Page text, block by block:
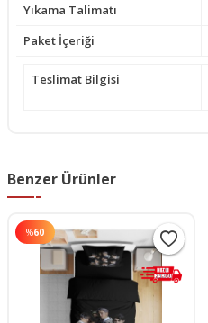
Yıkama Talimatı
Paket İçeriği
Teslimat Bilgisi
Benzer Ürünler
%60